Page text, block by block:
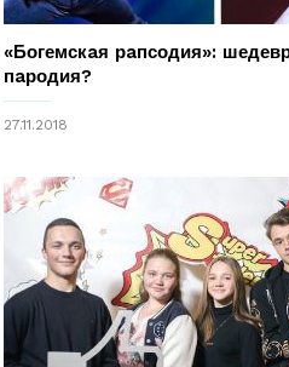
«Богемскaя рaпсодия»:
пaродия?
27.11.2018